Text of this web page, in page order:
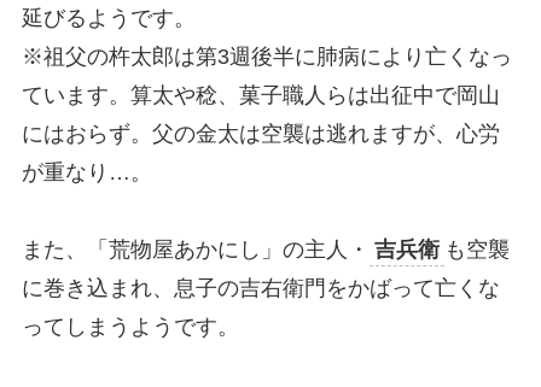
延びるようです。
※祖父の杵太郎は第3週後半に肺病により亡くなっ
ています。算太や稔、菓子職人らは出征中で岡山
にはおらず。父の金太は空襲は逃れますが、心労
が重なり…。
また、「荒物屋あかにし」の主人・ 吉兵衛 も空襲
に巻き込まれ、息子の吉右衛門をかばって亡くな
ってしまうようです。